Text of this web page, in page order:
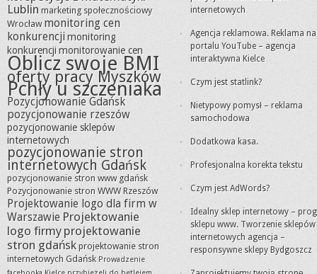
Lublin marketing społecznościowy
Wrocław monitoring cen
konkurencjimonitoring
konkurencjimonitorowanie cen
Oblicz swoje BMI
oferty pracy Myszków
Pchły u szczeniaka
Pozycjonowanie Gdańsk
pozycjonowanie rzeszów
pozycjonowanie sklepów
internetowych
pozycjonowanie stron
internetowych Gdańsk
pozycjonowanie stron www gdańsk
Pozycjonowanie stron WWW Rzeszów
Projektowanie logo dla firm w
Warszawie Projektowanie
logo firmy projektowanie
stron gdańsk projektowanie stron
internetowych Gdańsk Prowadzenie
internetowych
Agencja reklamowa. Reklama na
portalu YouTube – agencja
interaktywna Kielce
Czym jest statlink?
Nietypowy pomysł – reklama
samochodowa
Dodatkowa kasa.
Profesjonalna korekta tekstu
Czym jest AdWords?
Idealny sklep internetowy –
sklepu www. Tworzenie sklepów
internetowych agencja –
responsywne sklepy Bydgoszcz